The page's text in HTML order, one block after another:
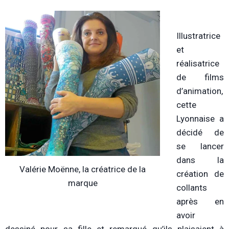
Valérie Moënne, la créatrice de la
marque
Illustratrice
et
réalisatrice
de films
d’animation,
cette
Lyonnaise a
décidé de
se lancer
dans la
création de
collants
après en
avoir